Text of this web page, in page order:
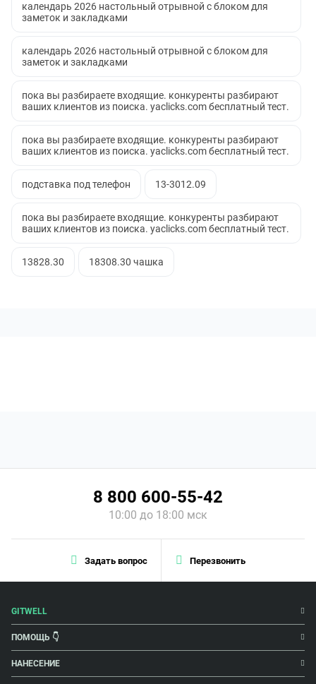
календарь 2026 настольный отрывной с блоком для
заметок и закладками
календарь 2026 настольный отрывной с блоком для
заметок и закладками
пока вы разбираете входящие. конкуренты разбирают
ваших клиентов из поиска. yaclicks.com бесплатный тест.
пока вы разбираете входящие. конкуренты разбирают
ваших клиентов из поиска. yaclicks.com бесплатный тест.
подставка под телефон 13-3012.09
пока вы разбираете входящие. конкуренты разбирают
ваших клиентов из поиска. yaclicks.com бесплатный тест.
13828.30 18308.30 чашка
Задать вопрос Перезвонить
8 800 600-55-42
10:00 до 18:00 мск
GITWELL
ПОМОЩЬ 👇
НАНЕСЕНИЕ